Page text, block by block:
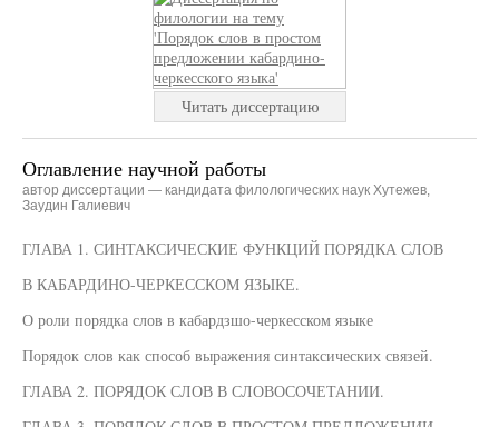
Читать диссертацию
Оглавление научной работы
автор диссертации — кандидата филологических наук Хутежев,
Заудин Галиевич
ГЛАВА 1. СИНТАКСИЧЕСКИЕ ФУНКЦИЙ ПОРЯДКА СЛОВ
В КАБАРДИНО-ЧЕРКЕССКОМ ЯЗЫКЕ.
О роли порядка слов в кабардзшо-черкесском языке
Порядок слов как способ выражения синтаксических связей.
ГЛАВА 2. ПОРЯДОК СЛОВ В СЛОВОСОЧЕТАНИИ.